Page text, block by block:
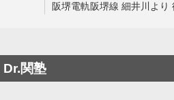
阪堺電軌阪堺線 細井川より
Dr.関塾